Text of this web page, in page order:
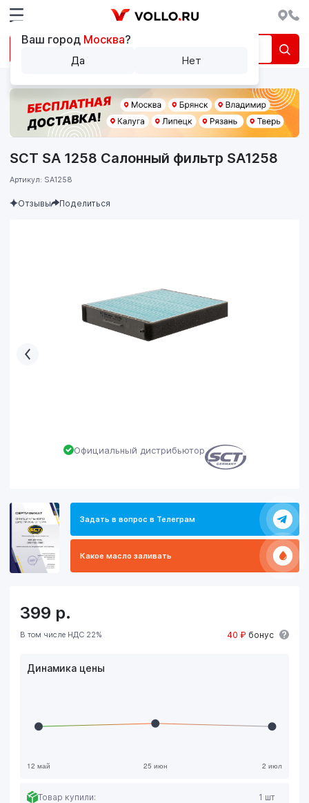
Официальный дистрибьютор
Задать в вопрос в Телеграм
Какое масло заливать
SCT SA 1258 Салонный фильтр SA1258
Артикул: SA1258
Отзывы Поделиться
399 р.
В том числе НДС 22% 40 ₽ бонус
Динамика цены
Товар купили: 1 шт
Ваш город Москва?
Да Нет